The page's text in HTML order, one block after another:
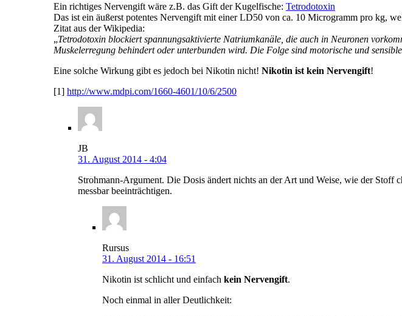
Ein richtiges Nervengift wäre z.B. das Gift der Kugelfische: Tetrodotoxin
Das ist ein äußerst potentes Nervengift mit einer LD50 von ca. 10 Microgramm pro kg,
Zitat aus der Wikipedia:
„Tetrodotoxin blockiert spannungsaktivierte Natriumkanäle, die auch in Neuronen
Muskelerregung behindert oder unterbunden wird. Die Folge sind motorische und
Eine solche Wirkung gibt es jedoch bei Nikotin nicht! Nikotin ist kein Nervengift!
[1] http://www.mdpi.com/1660-4601/10/6/2500
JB
31. August 2014 - 4:04
Strohmann-Argument. Die Dosis ändert nichts an der Art und Weise, wie der
messbar beeinträchtigen.
Rursus
31. August 2014 - 16:51
Nikotin ist schlicht und einfach kein Nervengift.
Noch einmal in aller Deutlichkeit: